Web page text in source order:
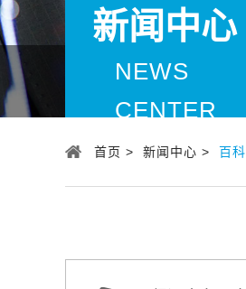
新闻中心
NEWS
CENTER
首页 > 新闻中心 > 百